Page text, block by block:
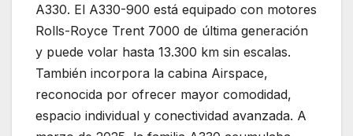
A330. El A330-900 está equipado con motores
Rolls-Royce Trent 7000 de última generación
y puede volar hasta 13.300 km sin escalas.
También incorpora la cabina Airspace,
reconocida por ofrecer mayor comodidad,
espacio individual y conectividad avanzada. A